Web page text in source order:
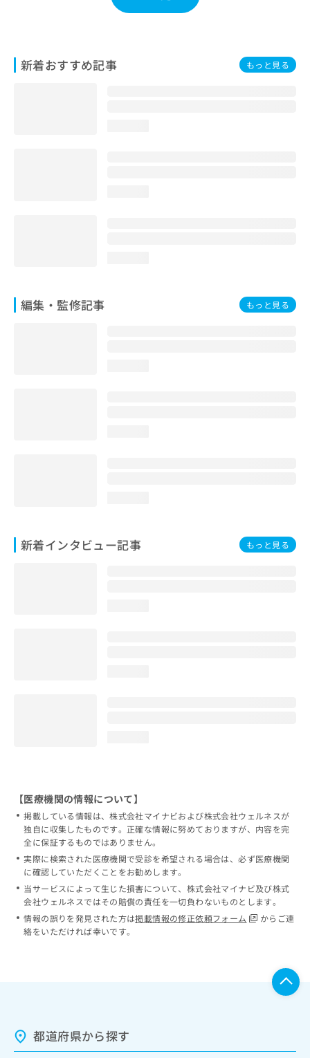
新着おすすめ記事 もっと見る
編集・監修記事 もっと見る
新着インタビュー記事 もっと見る
わ
【医療機関の情報について】
掲載している情報は、株式会社マイナビおよび株式会社ウェルネスが
独自に収集したものです。正確な情報に努めておりますが、内容を完
全に保証するものではありません。
実際に検索された医療機関で受診を希望される場合は、必ず医療機関
に確認していただくことをお勧めします。
当サービスによって生じた損害について、株式会社マイナビ及び株式
会社ウェルネスではその賠償の責任を一切負わないものとします。
情報の誤りを発見された方は掲載情報の修正依頼フォーム
からご連
絡をいただければ幸いです。
都道府県から探す